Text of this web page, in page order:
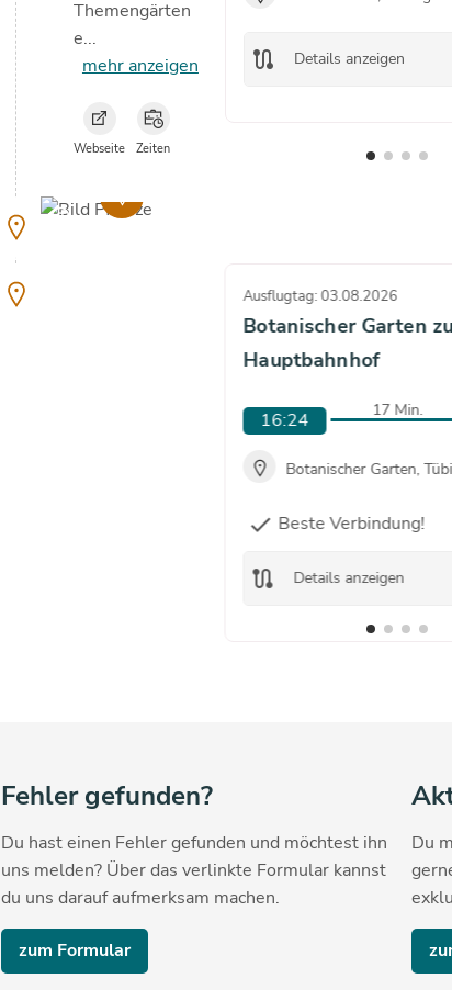
route Details anzeigen
copyright
Themengärten
e...
mehr anzeigen
Webseite Zeiten
Ausflugtag: 03.08.2026
Botanischer Garten
Hauptbahnhof
16:24 17 Min.
Botanischer Garten,
check Beste Verbindung!
route Details anzeigen
Fehler gefunden?
Du hast einen Fehler gefunden und möchtest ihn
uns melden? Über das verlinkte Formular kannst
du uns darauf aufmerksam machen.
zum Formular
Du